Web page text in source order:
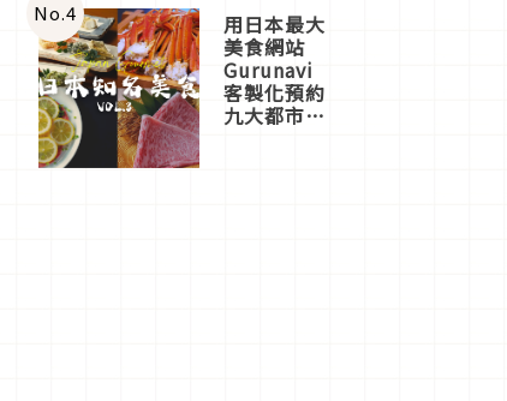
No.4 用日本最大
美食網站
Gurunavi
客製化預約
九大都市餐